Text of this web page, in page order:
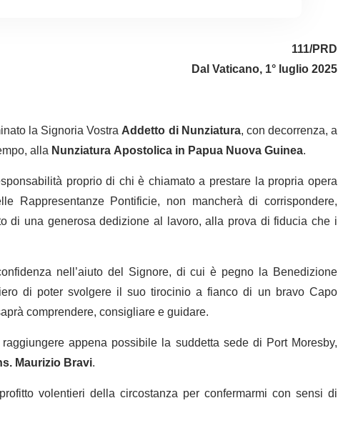
111/PRD
Dal Vaticano, 1° luglio 2025
la Signoria VostraAddetto di Nunziatura, con decorrenza, a
allaNunziatura Apostolica in Papua Nuova Guinea.
proprio di chi è chiamato a prestare la propria opera
Rappresentanze Pontificie, non mancherà di corrispondere,
di una generosa dedizione al lavoro, alla prova di fiducia che i
nell’aiuto del Signore, di cui è pegno la Benedizione
di poter svolgere il suo tirocinio a fianco di un bravo Capo
comprendere, consigliare e guidare.
appena possibile la suddetta sede di Port Moresby,
Maurizio Bravi.
volentieri della circostanza per confermarmi con sensi di